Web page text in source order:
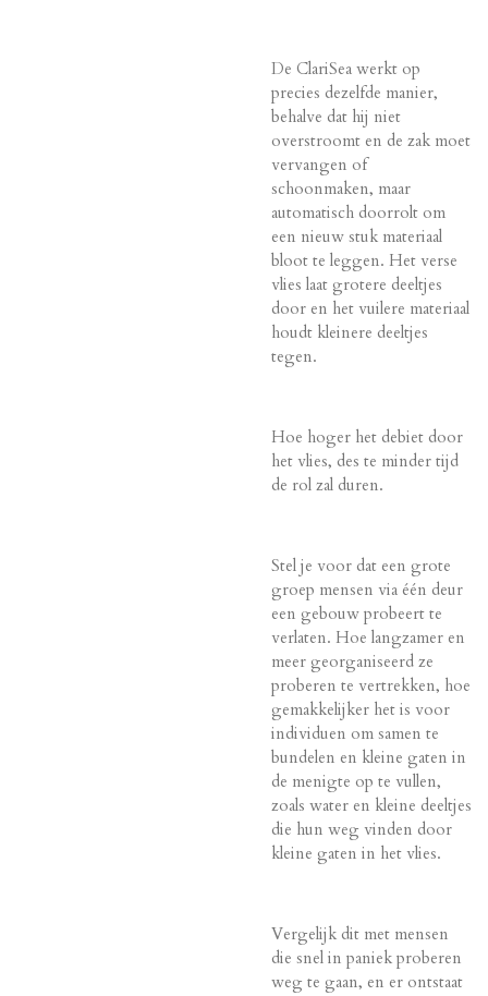
De ClariSea werkt op
precies dezelfde manier,
behalve dat hij niet
overstroomt en de zak moet
vervangen of
schoonmaken, maar
automatisch doorrolt om
een nieuw stuk materiaal
bloot te leggen. Het verse
vlies laat grotere deeltjes
door en het vuilere materiaal
houdt kleinere deeltjes
tegen.
Hoe hoger het debiet door
het vlies, des te minder tijd
de rol zal duren.
Stel je voor dat een grote
groep mensen via één deur
een gebouw probeert te
verlaten. Hoe langzamer en
meer georganiseerd ze
proberen te vertrekken, hoe
gemakkelijker het is voor
individuen om samen te
bundelen en kleine gaten in
de menigte op te vullen,
zoals water en kleine deeltjes
die hun weg vinden door
kleine gaten in het vlies.
Vergelijk dit met mensen
die snel in paniek proberen
weg te gaan, en er ontstaat